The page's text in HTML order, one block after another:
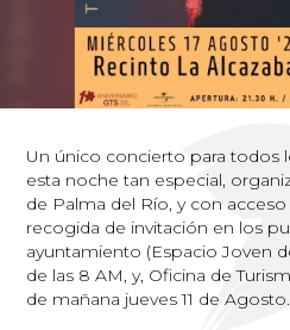
Un único concierto para todos
esta noche tan especial,
de Palma del Río, y con
recogida de invitación en los
ayuntamiento (Espacio Joven
de las 8 AM, y, Oficina de
de mañana jueves 11 de Agosto.